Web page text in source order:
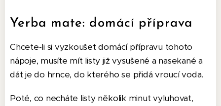
Yerba mate: domácí příprava
Chcete-li si vyzkoušet domácí přípravu tohoto
nápoje, musíte mít listy již vysušené a nasekané a
dát je do hrnce, do kterého se přidá vroucí voda.
Poté, co necháte listy několik minut vyluhovat,